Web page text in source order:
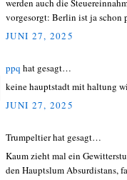
werden auch die
vorgesorgt: Berlin ist ja schon
JUNI 27, 2025
ppq hat gesagt…
keine hauptstadt mit haltung
JUNI 27, 2025
Trumpeltier hat gesagt…
Kaum zieht mal ein
den Hauptslum Absurdistans,